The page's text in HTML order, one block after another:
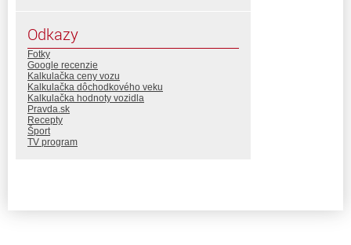
Odkazy
Fotky
Google recenzie
Kalkulačka ceny vozu
Kalkulačka dôchodkového veku
Kalkulačka hodnoty vozidla
Pravda.sk
Recepty
Šport
TV program